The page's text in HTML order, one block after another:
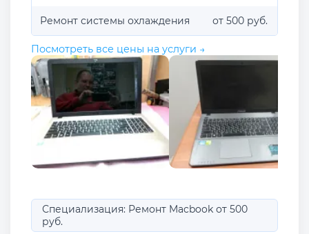
Ремонт системы охлаждения от 500 руб.
Посмотреть все цены на услуги →
Специализация: Ремонт Macbook от 500
руб.